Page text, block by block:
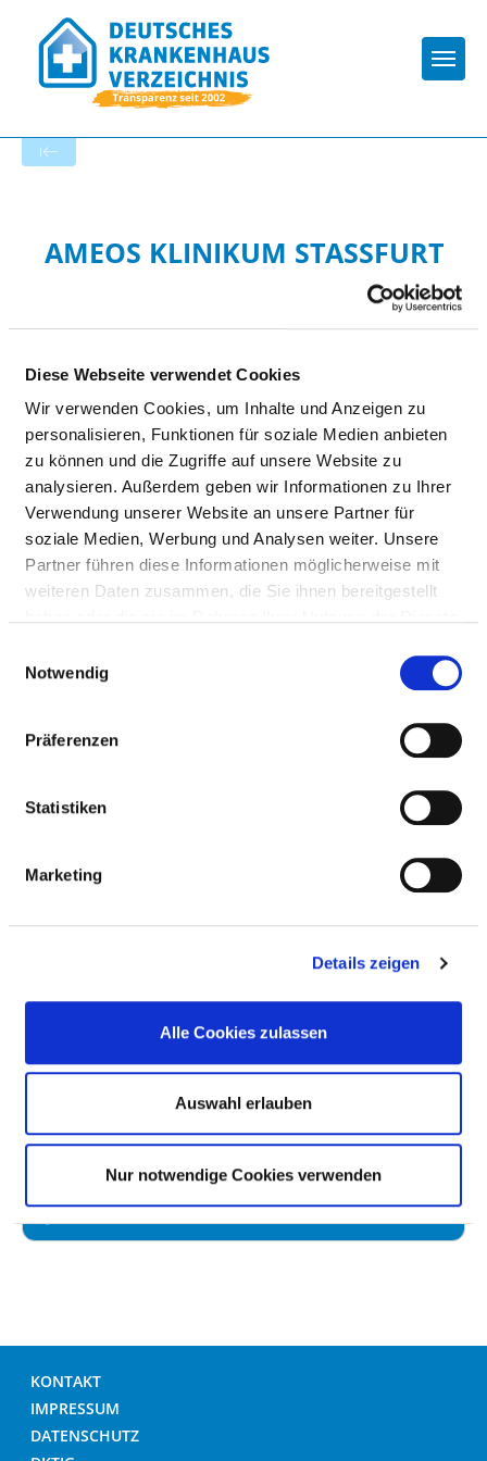
Diese Webseite verwendet Cookies
Wir verwenden Cookies, um Inhalte und Anzeigen zu
personalisieren, Funktionen für soziale Medien anbieten
zu können und die Zugriffe auf unsere Website zu
analysieren. Außerdem geben wir Informationen zu Ihrer
Verwendung unserer Website an unsere Partner für
soziale Medien, Werbung und Analysen weiter. Unsere
Partner führen diese Informationen möglicherweise mit
weiteren Daten zusammen, die Sie ihnen bereitgestellt
Notwendig
Präferenzen
Statistiken
Marketing
Details zeigen
Alle Cookies zulassen
Auswahl erlauben
Nur notwendige Cookies verwenden
AMEOS KLINIKUM STASSFURT
HYGIENE
HYGIENEBEAUFTRAGTE/R
Ein/e Hygienebeauftragte/r wurde nicht
ANTIBIOTIKATHERAPIE UND
HÄNDEDESINFEKTION
UMGANG MIT MRE /MRSA
KONTAKT
IMPRESSUM
DATENSCHUTZ